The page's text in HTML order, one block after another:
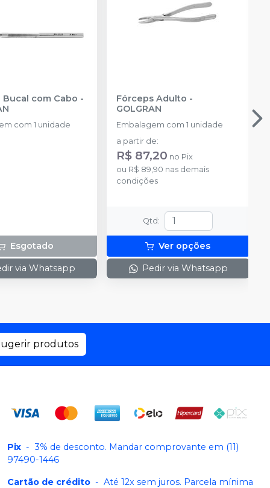
Espelho Bucal com Cabo -
com 1 unidade
Esgotado
via Whatsapp
Fórceps Adulto -
GOLGRAN
Embalagem com 1 unidade
a partir de:
R$ 87,20 no Pix
ou R$ 89,90 nas demais
condições
Qtd :
Ver opções
Pedir via Whatsapp
produtos
Pix - 3% de desconto. Mandar comprovante em (11)
97490-1446
Cartão de crédito - Até 12x sem juros. Parcela mínima